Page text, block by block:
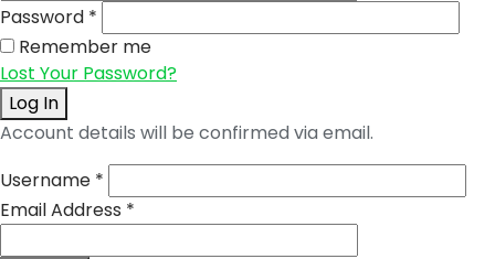
Password *
Remember me
Lost Your Password?
Log In
Account details will be confirmed via email.
Username *
Email Address *